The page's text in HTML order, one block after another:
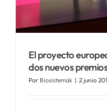
SERVICIOS
APOYO I+D+I
El proyecto
dos nuevos premios
Por Biosistemak | 2 junio